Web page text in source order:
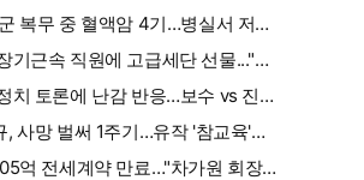
리요정 등극
복무 중 혈액암 4기…병실서 저만
(내 남은 연애)
기근속 직원에 고급세단 선물..."차
백도 가능" (사당귀)[전일야화]
치 토론에 난감 반응…보수 vs 진
지면 안 될까요?"
, 사망 벌써 1주기…유작 '참교육'서
억 전세계약 만료…"차가원 회장,